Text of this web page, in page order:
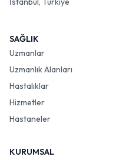
SAĞLIK
Uzmanlar
Uzmanlık Alanları
Hastalıklar
Hizmetler
Hastaneler
KURUMSAL